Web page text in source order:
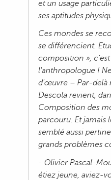
et un usage
ses aptitudes
Ces mondes se
se différencient.
composition »,
l'anthropologue !
d'œuvre – Par-delà
Descola revient,
Composition des
parcouru. Et jamais
semblé aussi
grands problèmes
- Olivier Pascal-
étiez jeune, aviez-